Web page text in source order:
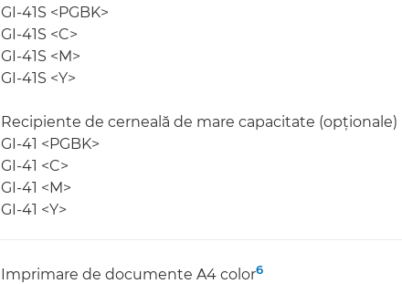
GI-41S <PGBK>
GI-41S <C>
GI-41S <M>
GI-41S <Y>
Recipiente de cerneală de mare capacitate (opţionale)
GI-41 <PGBK>
GI-41 <C>
GI-41 <M>
GI-41 <Y>
Imprimare de documente A4 color6